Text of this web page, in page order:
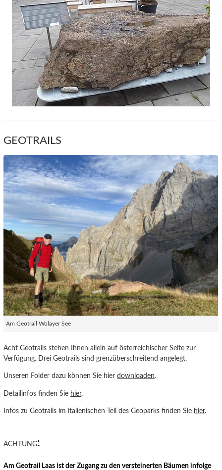
GEOTRAILS
Am Geotrail Wolayer See
Acht Geotrails stehen Ihnen allein auf österreichischer Seite zur
Verfügung. Drei Geotrails sind grenzüberschreitend angelegt.
Unseren Folder dazu können Sie hierdownloaden.
Detailinfos finden Sie hier.
Infos zu Geotrails im italienischen Teil des Geoparks finden Sie hier.
ACHTUNG:
Am Geotrail Laas ist der Zugang zu den versteinerten Bäumen infolge